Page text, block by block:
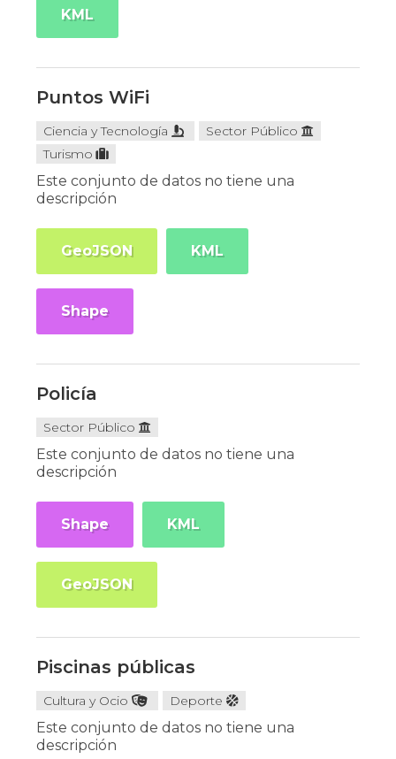
KML
Puntos WiFi
Ciencia y Tecnología
Sector Público
Turismo
Este conjunto de datos no tiene una
descripción
GeoJSON KML
Shape
Policía
Sector Público
Este conjunto de datos no tiene una
descripción
Shape KML
GeoJSON
Piscinas públicas
Cultura y Ocio Deporte
Este conjunto de datos no tiene una
descripción